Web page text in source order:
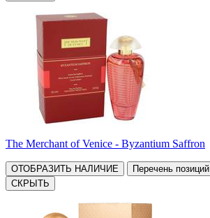
The Merchant of Venice - Byzantium Saffron
ОТОБРАЗИТЬ НАЛИЧИЕ
Перечень позиций
СКРЫТЬ